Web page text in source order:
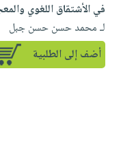
في الأشتقاق اللغوي
لـ محمد حسن حسن جبل
أضف إلى الطلبية